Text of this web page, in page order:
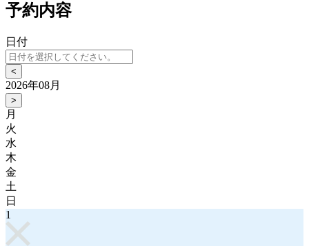
予約内容
日付
<
2026年08月
>
月
火
水
木
金
土
日
1